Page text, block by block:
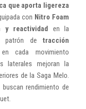
que aporta ligereza
con Nitro Foam
y reactividad en la
patrón de tracción
cada movimiento
laterales mejoran la
de la Saga Melo.
rendimiento de